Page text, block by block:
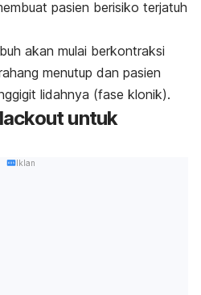
pasien berisiko terjatuh
akan mulai berkontraksi
menutup dan pasien
lidahnya (fase klonik).
untuk
Iklan